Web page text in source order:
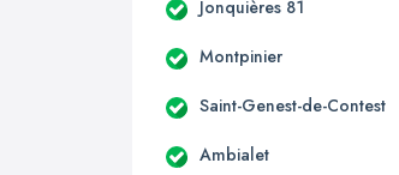
Jonquières 81
Montpinier
Saint-Genest-de-Contest
Ambialet